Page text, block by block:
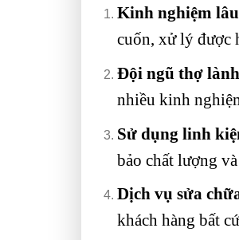
Kinh nghiệm
cuốn, xử lý được
Đội ngũ thợ
nhiều kinh
Sử dụng linh
bảo chất lượng
Dịch vụ sửa
khách hàng bất